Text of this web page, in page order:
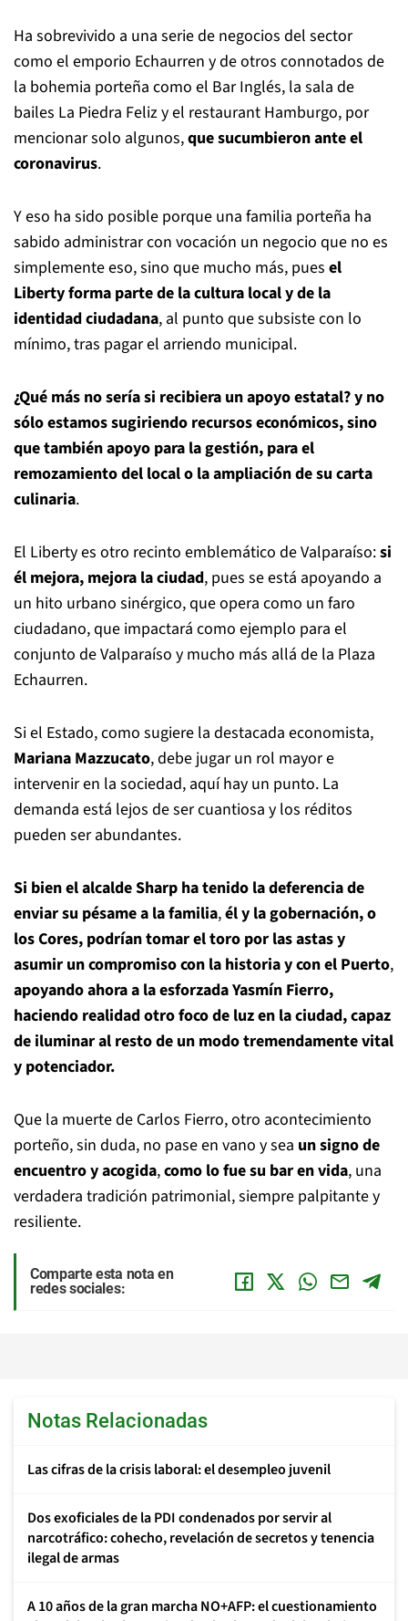
Ha sobrevivido a una serie de negocios del sector
como el emporio Echaurren y de otros connotados de
la bohemia porteña como el Bar Inglés, la sala de
bailes La Piedra Feliz y el restaurant Hamburgo, por
mencionar solo algunos,que sucumbieron ante el
coronavirus.
Y eso ha sido posible porque una familia porteña ha
sabido administrar con vocación un negocio que no es
simplemente eso, sino que mucho más, pues el
Liberty forma parte de la cultura local y de la
identidad ciudadana, al punto que subsiste con lo
mínimo, tras pagar el arriendo municipal.
¿Qué más no sería si recibiera un apoyo estatal? y no
sólo estamos sugiriendo recursos económicos, sino
que también apoyo para la gestión, para el
remozamiento del local o la ampliación de su carta
culinaria.
El Liberty es otro recinto emblemático de Valparaíso:si
él mejora, mejora la ciudad, pues se está apoyando a
un hito urbano sinérgico, que opera como un faro
ciudadano, que impactará como ejemplo para el
conjunto de Valparaíso y mucho más allá de la Plaza
Echaurren.
Si el Estado, como sugiere la destacada economista,
Mariana Mazzucato, debe jugar un rol mayor e
intervenir en la sociedad, aquí hay un punto. La
demanda está lejos de ser cuantiosa y los réditos
pueden ser abundantes.
Si bien el alcalde Sharp ha tenido la deferencia de
enviar su pésame a la familia,él y la gobernación, o
los Cores, podrían tomar el toro por las astas y
asumir un compromiso con la historia y con el Puerto,
apoyando ahora a la esforzada Yasmín Fierro,
haciendo realidad otro foco de luz en la ciudad, capaz
de iluminar al resto de un modo tremendamente vital
y potenciador.
Que la muerte de Carlos Fierro, otro acontecimiento
porteño, sin duda, no pase en vano y sea un signo de
encuentro y acogida,como lo fue su bar en vida, una
verdadera tradición patrimonial, siempre palpitante y
resiliente.
Comparte esta nota en
redes sociales:
Notas Relacionadas
Las cifras de la crisis laboral: el desempleo juvenil
Dos exoficiales de la PDI condenados por servir al
narcotráfico: cohecho, revelación de secretos y tenencia
ilegal de armas
A 10 años de la gran marcha NO+AFP: el cuestionamiento